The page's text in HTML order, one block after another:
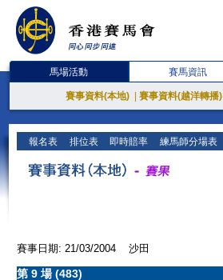
馬場活動 賽馬資訊
賽事資料(本地) 賽事資料(越洋轉播)
報名表 排位表 即時賠率 練馬師分場表
賽事日期: 21/03/2004 沙田
第 9 場 (483)